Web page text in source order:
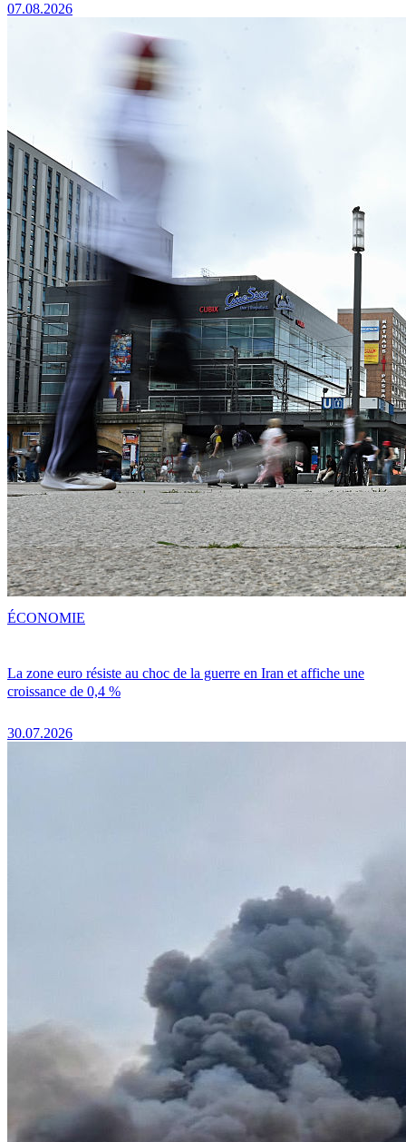
07.08.2026
La zone euro résiste au choc de la guerre en Iran et affiche une
croissance de 0,4 %
30.07.2026
ÉCONOMIE